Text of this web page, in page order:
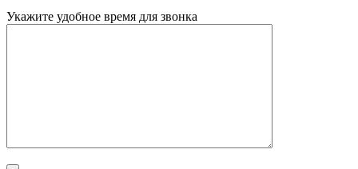
Укажите удобное время для звонка